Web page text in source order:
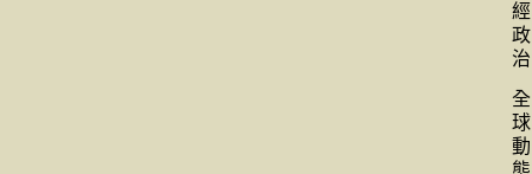
經
政
治
全
球
動
態